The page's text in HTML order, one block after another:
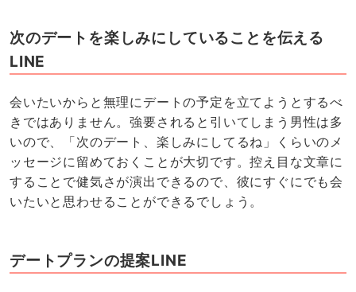
次のデートを楽しみにしていることを伝える
LINE
会いたいからと無理にデートの予定を立てようとするべ
きではありません。強要されると引いてしまう男性は多
いので、「次のデート、楽しみにしてるね」くらいのメ
ッセージに留めておくことが大切です。控え目な文章に
することで健気さが演出できるので、彼にすぐにでも会
いたいと思わせることができるでしょう。
デートプランの提案LINE